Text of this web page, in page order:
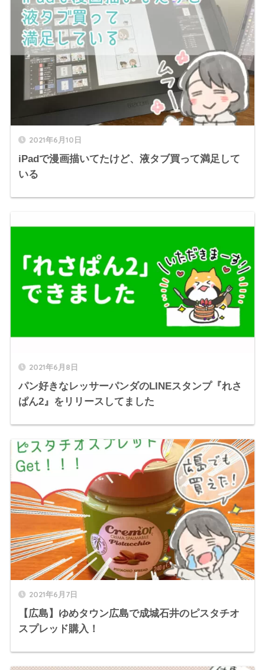
2021年6月10日
iPadで漫画描いてたけど、液タブ買って満足して
いる
2021年6月8日
パン好きなレッサーパンダのLINEスタンプ『れさ
ぱん2』をリリースしてました
2021年6月7日
【広島】ゆめタウン広島で成城石井のピスタチオ
スプレッド購入！